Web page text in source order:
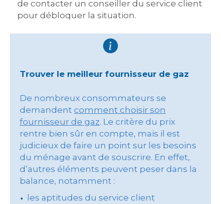
de contacter un conseiller du service client
pour débloquer la situation.
Trouver le meilleur fournisseur de gaz
De nombreux consommateurs se
demandent comment choisir son
fournisseur de gaz. Le critère du prix
rentre bien sûr en compte, mais il est
judicieux de faire un point sur les besoins
du ménage avant de souscrire. En effet,
d’autres éléments peuvent peser dans la
balance, notamment :
les aptitudes du service client